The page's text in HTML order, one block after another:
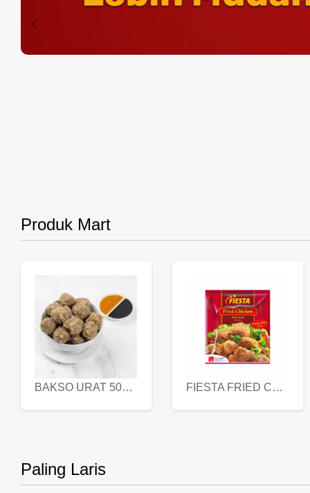
Produk Mart
BAKSO URAT 500 GR FIESTA FRIED CHICKEN 500 GR
Paling Laris